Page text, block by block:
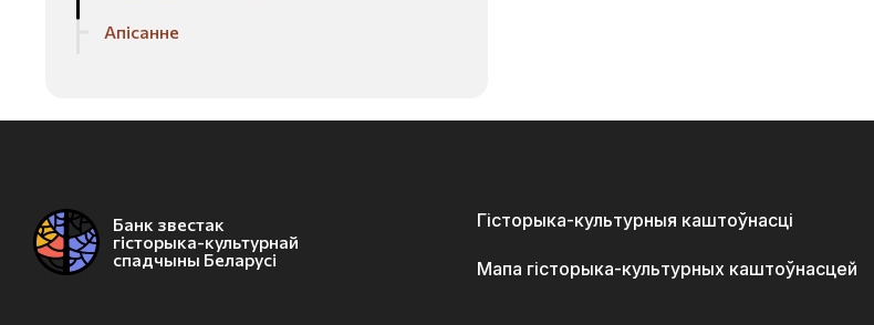
Апісанне
Банк звестак
гісторыка-культурнай
спадчыны Беларусі
Гісторыка-культурныя каштоўнасці
Мапа гісторыка-культурных каштоўнасцей